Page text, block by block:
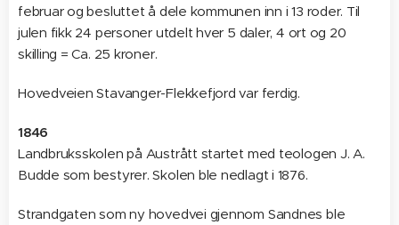
februar og besluttet å dele kommunen inn i 13 roder. Til
julen fikk 24 personer utdelt hver 5 daler, 4 ort og 20
skilling = Ca. 25 kroner.
Hovedveien Stavanger-Flekkefjord var ferdig.
1846
Landbruksskolen på Austrått startet med teologen J. A.
Budde som bestyrer. Skolen ble nedlagt i 1876.
Strandgaten som ny hovedvei gjennom Sandnes ble